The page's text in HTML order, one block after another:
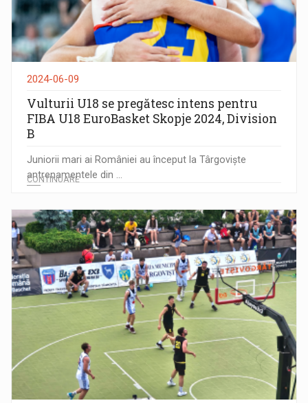
2024-06-09
Vulturii U18 se pregătesc intens pentru
FIBA U18 EuroBasket Skopje 2024, Division
B
Juniorii mari ai României au început la Târgoviște
antrenamentele din ...
CONTINUARE